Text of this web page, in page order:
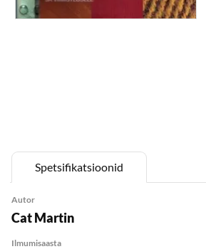
Spetsifikatsioonid
Autor
Cat Martin
Ilmumisaasta